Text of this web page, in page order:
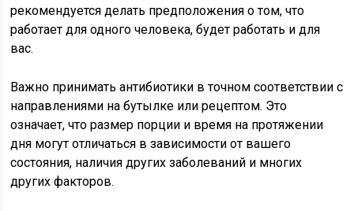
рекомендуется делать предположения о том, что
работает для одного человека, будет работать и для
вас.
Важно принимать антибиотики в точном соответствии с
направлениями на бутылке или рецептом. Это
означает, что размер порции и время на протяжении
дня могут отличаться в зависимости от вашего
состояния, наличия других заболеваний и многих
других факторов.